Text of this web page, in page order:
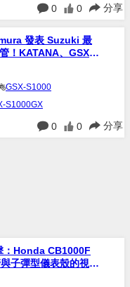
0 0 分享
發表 Suzuki 最
！KATANA、GSX-
格與售價全解析
GSX-S1000
S1000GX
GSX250R
800 DE
0 0 分享
：Honda CB1000F
子彈型儀表殼的視覺